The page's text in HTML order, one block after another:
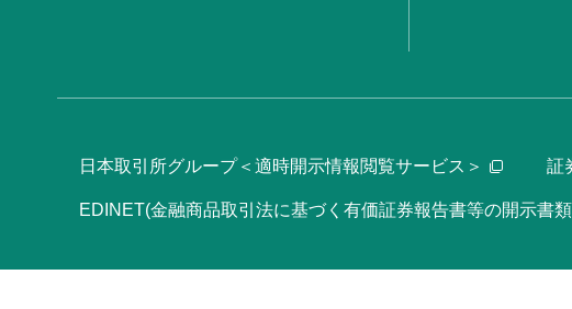
日本取引所グループ＜適時開示情報閲覧サービス＞ 証
EDINET(金融商品取引法に基づく有価証券報告書等の開示書